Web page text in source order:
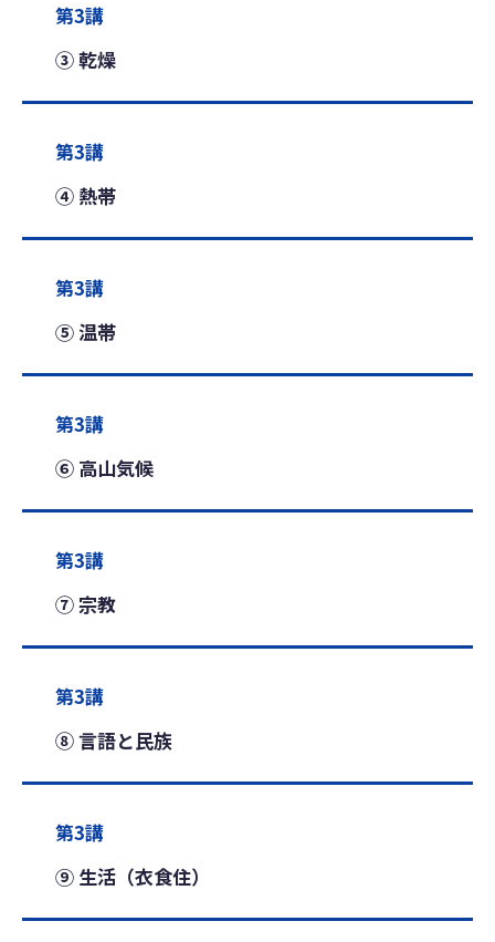
第3講
③ 乾燥
第3講
④ 熱帯
第3講
⑤ 温帯
第3講
⑥ 高山気候
第3講
⑦ 宗教
第3講
⑧ 言語と民族
第3講
⑨ 生活（衣食住）